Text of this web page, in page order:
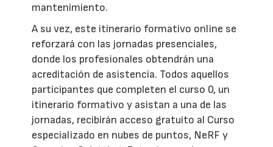
mantenimiento.
A su vez, este itinerario formativo online se
reforzará con las jornadas presenciales,
donde los profesionales obtendrán una
acreditación de asistencia. Todos aquellos
participantes que completen el curso 0, un
itinerario formativo y asistan a una de las
jornadas, recibirán acceso gratuito al Curso
especializado en nubes de puntos, NeRF y